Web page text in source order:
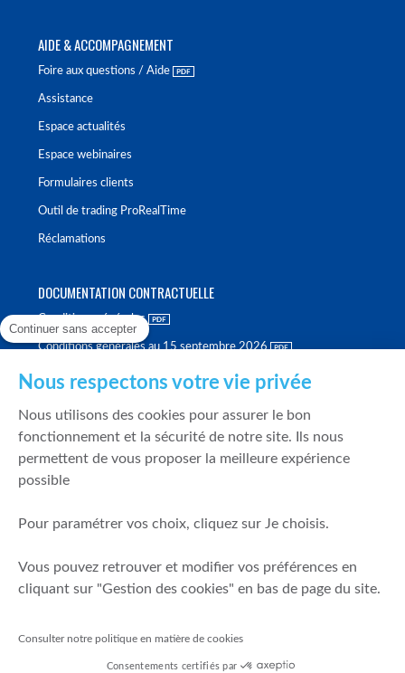
AIDE & ACCOMPAGNEMENT
Foire aux questions / Aide
Assistance
Espace actualités
Espace webinaires
Formulaires clients
Outil de trading ProRealTime
Réclamations
DOCUMENTATION CONTRACTUELLE
Conditions générales
Conditions générales au 15 septembre 2026
Politique de meilleure sélection
Politique de durabilité
Fonds de garantie des dépôts et de résolution
Mentions légales
Prévention de la fraude
Continuer sans accepter
Nous respectons votre vie privée
Nous utilisons des cookies pour assurer le bon
fonctionnement et la sécurité de notre site. Ils nous
permettent de vous proposer la meilleure expérience
possible
Pour paramétrer vos choix, cliquez sur Je choisis.
Vous pouvez retrouver et modifier vos préférences en
cliquant sur "Gestion des cookies" en bas de page du site.
Consulter notre politique en matière de cookies
Consentements certifiés par